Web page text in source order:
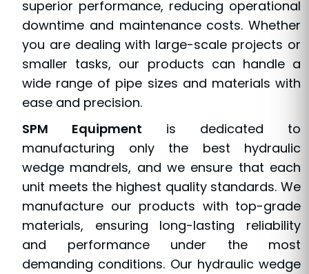
superior performance, reducing operational
downtime and maintenance costs. Whether
you are dealing with large-scale projects or
smaller tasks, our products can handle a
wide range of pipe sizes and materials with
ease and precision.
SPM Equipment is dedicated to
manufacturing only the best hydraulic
wedge mandrels, and we ensure that each
unit meets the highest quality standards. We
manufacture our products with top-grade
materials, ensuring long-lasting reliability
and performance under the most
demanding conditions. Our hydraulic wedge